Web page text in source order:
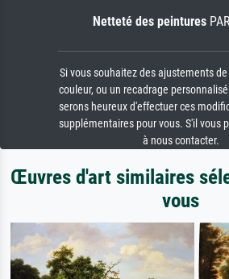
Netteté des peintures
Si vous souhaitez des ajustements
couleur, ou un recadrage
serons heureux d'effectuer ces
supplémentaires pour vous. S'il vous
à nous contacter.
Œuvres d'art similaires
vous